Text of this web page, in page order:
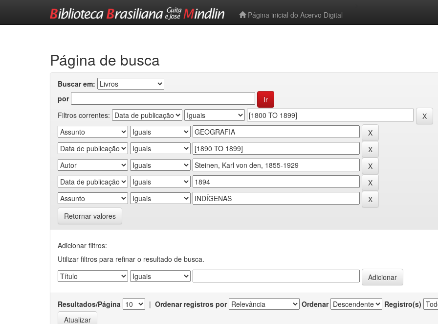
Página inicial do Acervo Digital
Página de busca
Buscar em:
por
Filtros correntes:
Retornar valores
Adicionar filtros:
Utilizar filtros para refinar o resultado de busca.
Resultados/Página | Ordenar registros por Ordenar Registro(s)